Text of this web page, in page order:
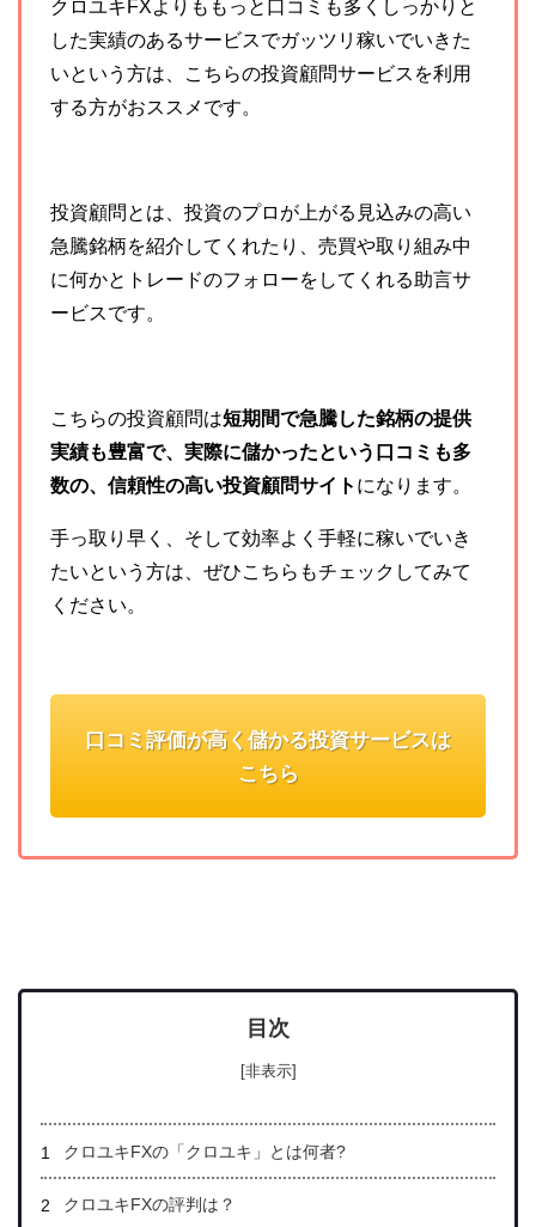
クロユキFXよりももっと口コミも多くしっかりと
した実績のあるサービスでガッツリ稼いでいきた
いという方は、こちらの投資顧問サービスを利用
する方がおススメです。
投資顧問とは、投資のプロが上がる見込みの高い
急騰銘柄を紹介してくれたり、売買や取り組み中
に何かとトレードのフォローをしてくれる助言サ
ービスです。
こちらの投資顧問は短期間で急騰した銘柄の提供
実績も豊富で、実際に儲かったという口コミも多
数の、信頼性の高い投資顧問サイト になります。
手っ取り早く、そして効率よく手軽に稼いでいき
たいという方は、ぜひこちらもチェックしてみて
ください。
口コミ評価が高く儲かる投資サービスは
こちら
目次
[非表示]
クロユキFXの「クロユキ」とは何者?
クロユキFXの評判は？